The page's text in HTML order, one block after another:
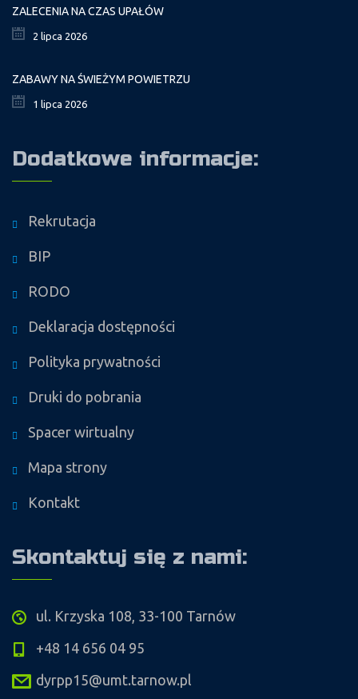
ZALECENIA NA CZAS UPAŁÓW
2 lipca 2026
ZABAWY NA ŚWIEŻYM POWIETRZU
1 lipca 2026
Dodatkowe informacje:
Rekrutacja
BIP
RODO
Deklaracja dostępności
Polityka prywatności
Druki do pobrania
Spacer wirtualny
Mapa strony
Kontakt
Skontaktuj się z nami:
ul. Krzyska 108, 33-100 Tarnów
+48 14 656 04 95
dyrpp15@umt.tarnow.pl